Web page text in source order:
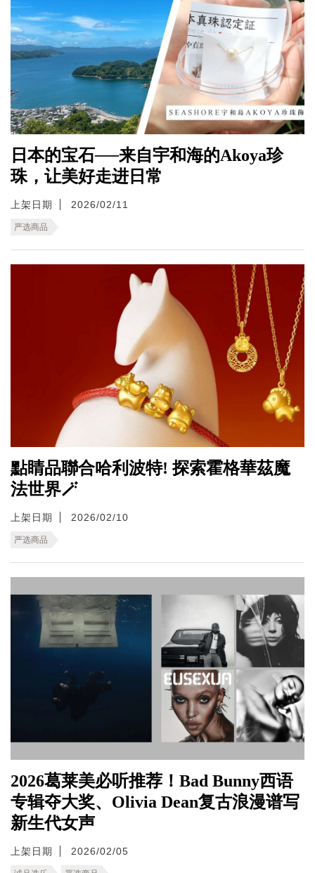
日本的宝石──来自宇和海的Akoya珍
珠，让美好走进日常
上架日期 2026/02/11
严选商品
點睛品聯合哈利波特! 探索霍格華茲魔
法世界🪄
上架日期 2026/02/10
严选商品
2026葛莱美必听推荐！Bad Bunny西语
专辑夺大奖、Olivia Dean复古浪漫谱写
新生代女声
上架日期 2026/02/05